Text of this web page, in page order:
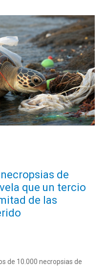
de
que un tercio
de las
de 10.000 necropsias de